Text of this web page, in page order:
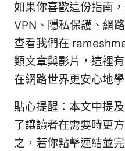
如果你喜歡這份指南
VPN、隱私保護、網
查看我們在
類文章與影片，這裡
在網路世界更安心地
貼心提醒：本文中提
了讓讀者在需要時更
之，若你點擊連結並